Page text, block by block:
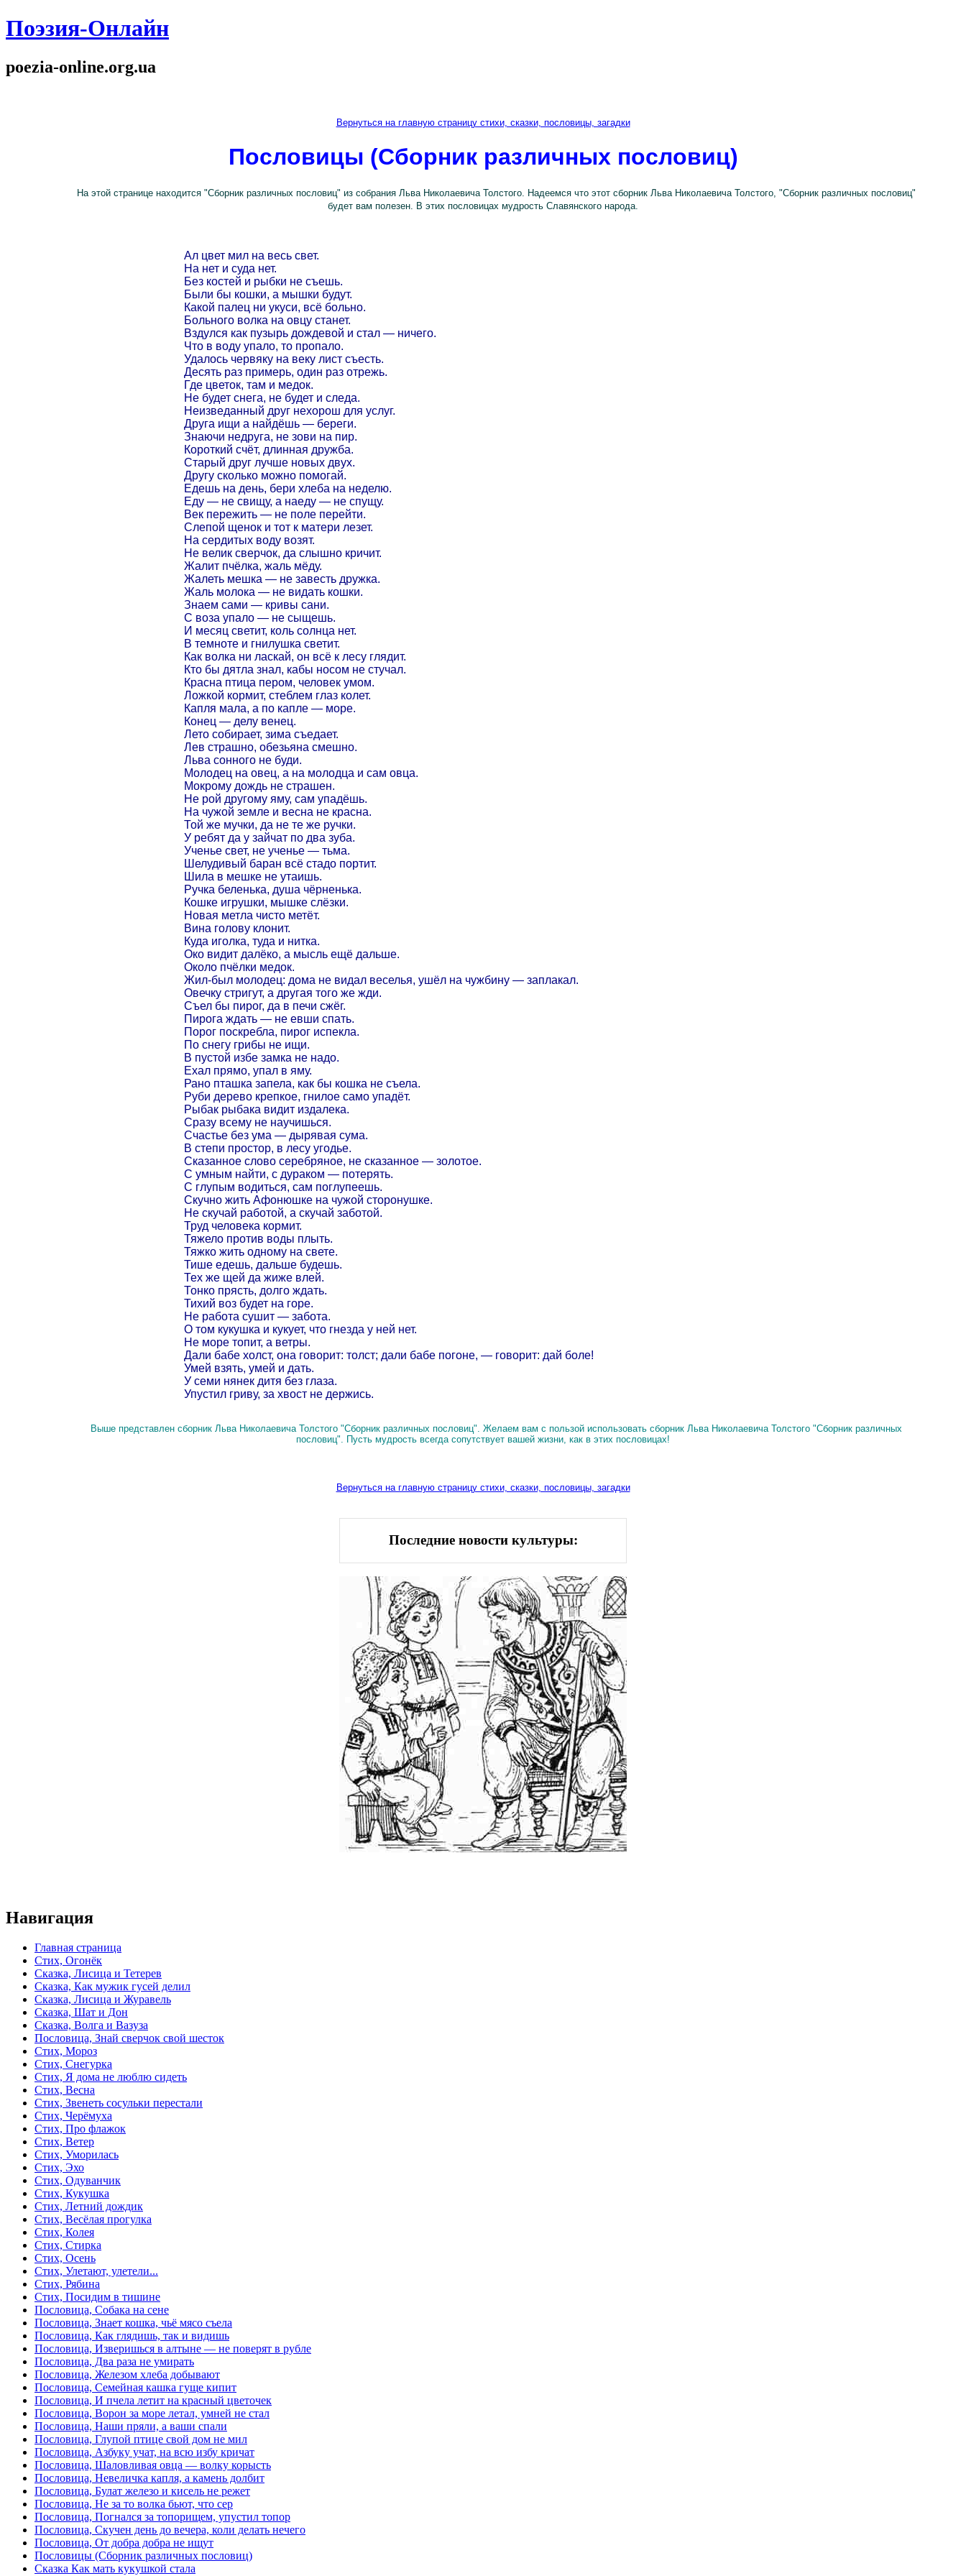
Поэзия-Онлайн
poezia-online.org.ua
Вернуться на главную страницу стихи, сказки, пословицы, загадки
Пословицы (Сборник различных пословиц)
На этой странице находится "Сборник различных пословиц" из собрания Льва Николаевича Толстого. Надеемся что этот сборник Льва Николаевича Толстого, "Сборник различных пословиц"
будет вам полезен. В этих пословицах мудрость Славянского народа.
Ал цвет мил на весь свет.
На нет и суда нет.
Без костей и рыбки не съешь.
Были бы кошки, а мышки будут.
Какой палец ни укуси, всё больно.
Больного волка на овцу станет.
Вздулся как пузырь дождевой и стал — ничего.
Что в воду упало, то пропало.
Удалось червяку на веку лист съесть.
Десять раз примерь, один раз отрежь.
Где цветок, там и медок.
Не будет снега, не будет и следа.
Неизведанный друг нехорош для услуг.
Друга ищи а найдёшь — береги.
Знаючи недруга, не зови на пир.
Короткий счёт, длинная дружба.
Старый друг лучше новых двух.
Другу сколько можно помогай.
Едешь на день, бери хлеба на неделю.
Еду — не свищу, а наеду — не спущу.
Век пережить — не поле перейти.
Слепой щенок и тот к матери лезет.
На сердитых воду возят.
Не велик сверчок, да слышно кричит.
Жалит пчёлка, жаль мёду.
Жалеть мешка — не завесть дружка.
Жаль молока — не видать кошки.
Знаем сами — кривы сани.
С воза упало — не сыщешь.
И месяц светит, коль солнца нет.
В темноте и гнилушка светит.
Как волка ни ласкай, он всё к лесу глядит.
Кто бы дятла знал, кабы носом не стучал.
Красна птица пером, человек умом.
Ложкой кормит, стеблем глаз колет.
Капля мала, а по капле — море.
Конец — делу венец.
Лето собирает, зима съедает.
Лев страшно, обезьяна смешно.
Льва сонного не буди.
Молодец на овец, а на молодца и сам овца.
Мокрому дождь не страшен.
Не рой другому яму, сам упадёшь.
На чужой земле и весна не красна.
Той же мучки, да не те же ручки.
У ребят да у зайчат по два зуба.
Ученье свет, не ученье — тьма.
Шелудивый баран всё стадо портит.
Шила в мешке не утаишь.
Ручка беленька, душа чёрненька.
Кошке игрушки, мышке слёзки.
Новая метла чисто метёт.
Вина голову клонит.
Куда иголка, туда и нитка.
Око видит далёко, а мысль ещё дальше.
Около пчёлки медок.
Жил-был молодец: дома не видал веселья, ушёл на чужбину — заплакал.
Овечку стригут, а другая того же жди.
Съел бы пирог, да в печи сжёг.
Пирога ждать — не евши спать.
Порог поскребла, пирог испекла.
По снегу грибы не ищи.
В пустой избе замка не надо.
Ехал прямо, упал в яму.
Рано пташка запела, как бы кошка не съела.
Руби дерево крепкое, гнилое само упадёт.
Рыбак рыбака видит издалека.
Сразу всему не научишься.
Счастье без ума — дырявая сума.
В степи простор, в лесу угодье.
Сказанное слово серебряное, не сказанное — золотое.
С умным найти, с дураком — потерять.
С глупым водиться, сам поглупеешь.
Скучно жить Афонюшке на чужой сторонушке.
Не скучай работой, а скучай заботой.
Труд человека кормит.
Тяжело против воды плыть.
Тяжко жить одному на свете.
Тише едешь, дальше будешь.
Тех же щей да жиже влей.
Тонко прясть, долго ждать.
Тихий воз будет на горе.
Не работа сушит — забота.
О том кукушка и кукует, что гнезда у ней нет.
Не море топит, а ветры.
Дали бабе холст, она говорит: толст; дали бабе погоне, — говорит: дай боле!
Умей взять, умей и дать.
У семи нянек дитя без глаза.
Упустил гриву, за хвост не держись.
Выше представлен сборник Льва Николаевича Толстого "Сборник различных пословиц". Желаем вам с пользой использовать сборник Льва Николаевича Толстого "Сборник различных
пословиц". Пусть мудрость всегда сопутствует вашей жизни, как в этих пословицах!
Вернуться на главную страницу стихи, сказки, пословицы, загадки
Последние новости культуры:
Навигация
Главная страница
Стих, Огонёк
Сказка, Лисица и Тетерев
Сказка, Как мужик гусей делил
Сказка, Лисица и Журавель
Сказка, Шат и Дон
Сказка, Волга и Вазуза
Пословица, Знай сверчок свой шесток
Стих, Мороз
Стих, Снегурка
Стих, Я дома не люблю сидеть
Стих, Весна
Стих, Звенеть сосульки перестали
Стих, Черёмуха
Стих, Про флажок
Стих, Ветер
Стих, Уморилась
Стих, Эхо
Стих, Одуванчик
Стих, Кукушка
Стих, Летний дождик
Стих, Весёлая прогулка
Стих, Колея
Стих, Стирка
Стих, Осень
Стих, Улетают, улетели...
Стих, Рябина
Стих, Посидим в тишине
Пословица, Собака на сене
Пословица, Знает кошка, чьё мясо съела
Пословица, Как глядишь, так и видишь
Пословица, Изверишься в алтыне — не поверят в рубле
Пословица, Два раза не умирать
Пословица, Железом хлеба добывают
Пословица, Семейная кашка гуще кипит
Пословица, И пчела летит на красный цветочек
Пословица, Ворон за море летал, умней не стал
Пословица, Наши пряли, а ваши спали
Пословица, Глупой птице свой дом не мил
Пословица, Азбуку учат, на всю избу кричат
Пословица, Шаловливая овца — волку корысть
Пословица, Невеличка капля, а камень долбит
Пословица, Булат железо и кисель не режет
Пословица, Не за то волка бьют, что сер
Пословица, Погнался за топорищем, упустил топор
Пословица, Скучен день до вечера, коли делать нечего
Пословица, От добра добра не ищут
Пословицы (Сборник различных пословиц)
Сказка Как мать кукушкой стала